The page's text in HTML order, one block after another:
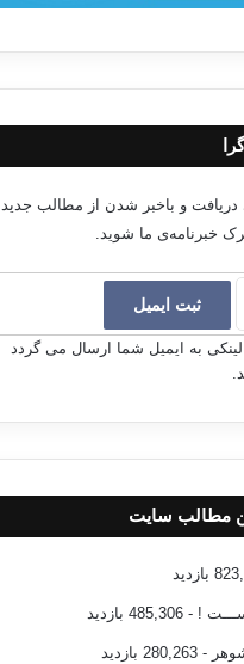
دریافت و باخبر شدن از مطالب جدید
خبرنامه‌ی ما شوید.
لینکی به ایمیل شما ارسال می گردد
مطالب سایت
! - 485,306 بازدید
- 280,263 بازدید